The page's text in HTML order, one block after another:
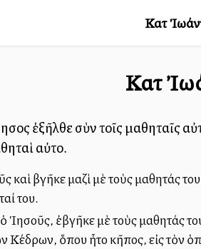
Κατὰ
Κατὰ
ἐξῆλθε σὺν τοῖς μαθηταῖς
αὐτοῦ.
καὶ βγῆκε μαζὶ μὲ τοὺς
του.
Ἰησοῦς, ἐβγῆκε μὲ τοὺς μαθητάς
ὅπου ἦτο κῆπος, εἰς τὸν